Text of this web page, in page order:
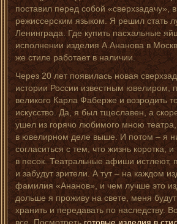
поставил перед собой «сверхзадачу»,
режиссерским языком. Я решил стать
Ленинграда. Где купить пасхальные
исполнении изделия А.Ананова в
же стиле работает в наличии.
Через 20 лет появилась новая
истории России известным ювелиром,
великого Карла Фаберже и возродить
искусство. Да, я был тщеславен, а
ушел из горячо любимого мною
в ювелирном деле выше. И потом – я
согласиться с тем, что жизнь коротка,
в песок. Театральные афиши истлеют,
и забудут зрители. А тут – на каждом
фамилия «Ананов», и чем лучше это
дольше я проживу на свете, меня
хранить и передавать по наследству.